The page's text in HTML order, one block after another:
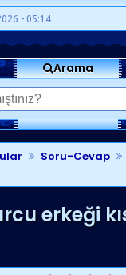
- 05:14
Arama
Soru-Cevap
erkeği